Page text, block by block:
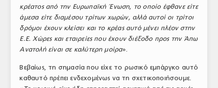
κρέατος από την Ευρωπαϊκή Ένωση, το οποίο έφθανε είτε
άμεσα είτε διαμέσου τρίτων χωρών, αλλά αυτοί οι τρίτοι
δρόμοι έχουν κλείσει και το κρέας αυτό μένει πλέον στην
Ε.Ε. Χώρες και εταιρείες που έχουν διέξοδο προς την Άπω
Ανατολή είναι σε καλύτερη μοίρα».
Βεβαίως, τη σημασία που είχε το ρωσικό εμπάργκο αυτό
καθαυτό πρέπει ενδεχομένως να τη σχετικοποιήσουμε.